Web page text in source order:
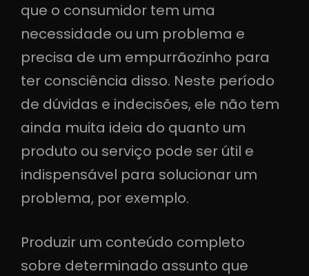
que o consumidor tem uma
necessidade ou um problema e
precisa de um empurrãozinho para
ter consciência disso. Neste período
de dúvidas e indecisões, ele não tem
ainda muita ideia do quanto um
produto ou serviço pode ser útil e
indispensável para solucionar um
problema, por exemplo.
Produzir um conteúdo completo
sobre determinado assunto que